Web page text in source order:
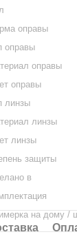
оправы
оправы
оправы
оправы
линзы
линзы
линзы
защиты
в
на дому /